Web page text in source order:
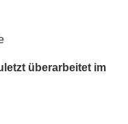
überarbeitet im